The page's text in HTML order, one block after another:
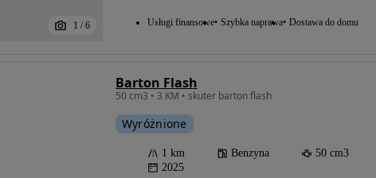
1 / 6 Usługi finansowe Szybka naprawa Dostawa do domu
Barton Flash
50 cm3 • 3 KM • skuter barton flash
Wyróżnione
1 km Benzyna
50 cm3
2025